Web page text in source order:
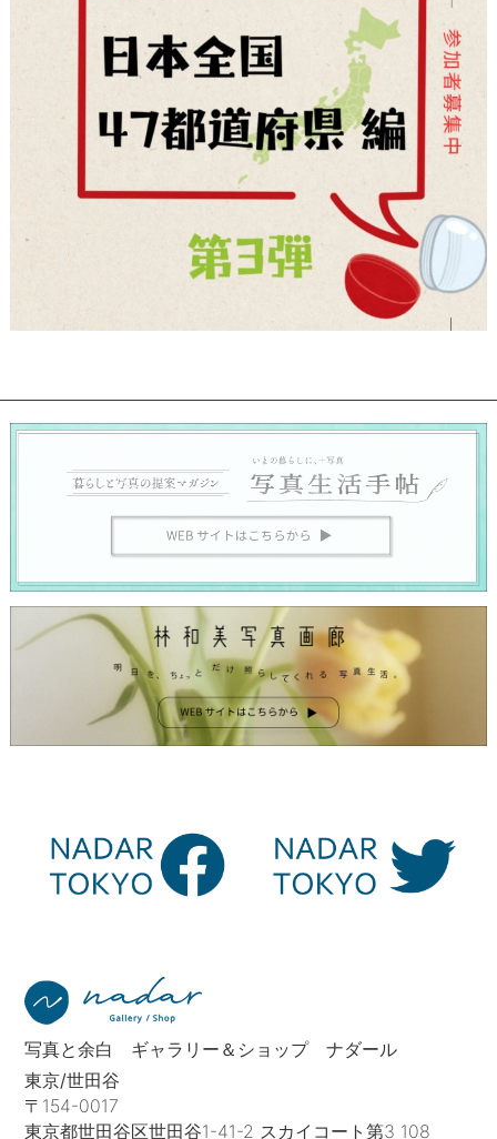
写真と余白 ギャラリー＆ショップ ナダール
東京/世田谷
〒154-0017
東京都世田谷区世田谷1-41-2 スカイコート第3 108